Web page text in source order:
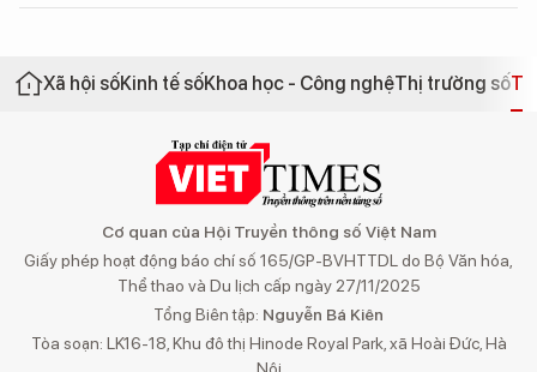
Xã hội sốKinh tế sốKhoa học - Công nghệThị trường số
Cơ quan của Hội Truyền thông số Việt Nam
Giấy phép hoạt động báo chí số 165/GP-BVHTTDL do Bộ Văn hóa,
Thể thao và Du lịch cấp ngày 27/11/2025
Tổng Biên tập: Nguyễn Bá Kiên
Tòa soạn: LK16-18, Khu đô thị Hinode Royal Park, xã Hoài Đức, Hà
Nội